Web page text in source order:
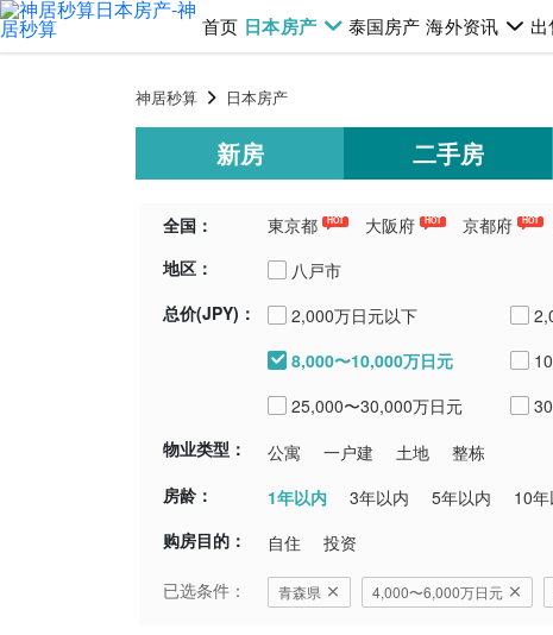
首页 日本房产 泰国房产 海外资讯 出
神居秒算 日本房产
新房 二手房
全国： 東京都 HOT 大阪府 HOT 京都府 HOT
千葉県
埼玉県
地区： 八戸市
总价(JPY)：
2,000万日元以下
8,000〜10,000万日元
25,000〜30,000万日元
物业类型：
公寓 一户建 土地
整栋
房龄：
1年以内 3年以内 5年以内 10
购房目的：
自住
投资
已选条件：
青森県 4,000〜6,000万日元